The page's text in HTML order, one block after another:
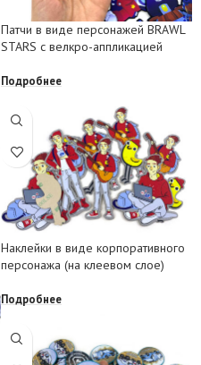
Патчи в виде персонажей BRAWL
STARS с велкро-аппликацией
Подробнее
Наклейки в виде корпоративного
персонажа (на клеевом слое)
Подробнее